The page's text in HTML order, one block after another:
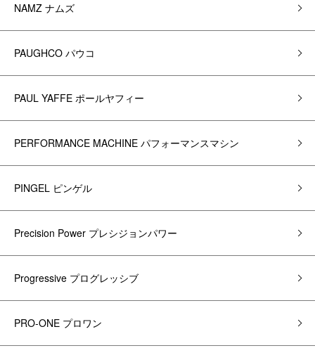
NAMZ ナムズ
PAUGHCO パウコ
PAUL YAFFE ポールヤフィー
PERFORMANCE MACHINE パフォーマンスマシン
PINGEL ピンゲル
Precision Power プレシジョンパワー
Progressive プログレッシブ
PRO-ONE プロワン